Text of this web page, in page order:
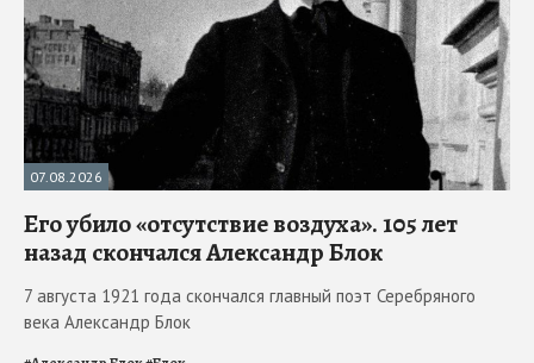
07.08.2026
Его убило «отсутствие воздуха». 105 лет
назад скончался Александр Блок
7 августа 1921 года скончался главный поэт Серебряного
века Александр Блок